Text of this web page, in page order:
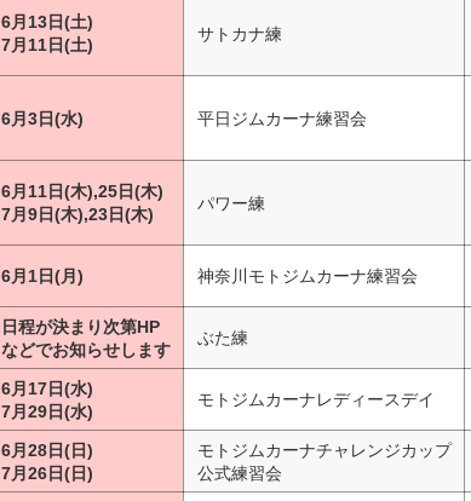
6月13日(土)
7月11日(土)
サトカナ練
6月3日(水) 平日ジムカーナ練習会
6月11日(木),25日(木)
7月9日(木),23日(木)
パワー練
6月1日(月) 神奈川モトジムカーナ練習会
日程が決まり次第HP
などでお知らせします
ぶた練
6月17日(水)
7月29日(水)
モトジムカーナレディースデイ
6月28日(日)
7月26日(日)
モトジムカーナチャレンジカップ
公式練習会